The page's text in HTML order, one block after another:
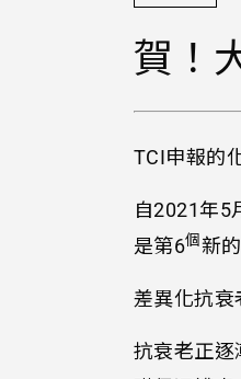
賀！
TCI申報的
自2021年5
是第6個新
差異化抗衰
抗衰老正逐